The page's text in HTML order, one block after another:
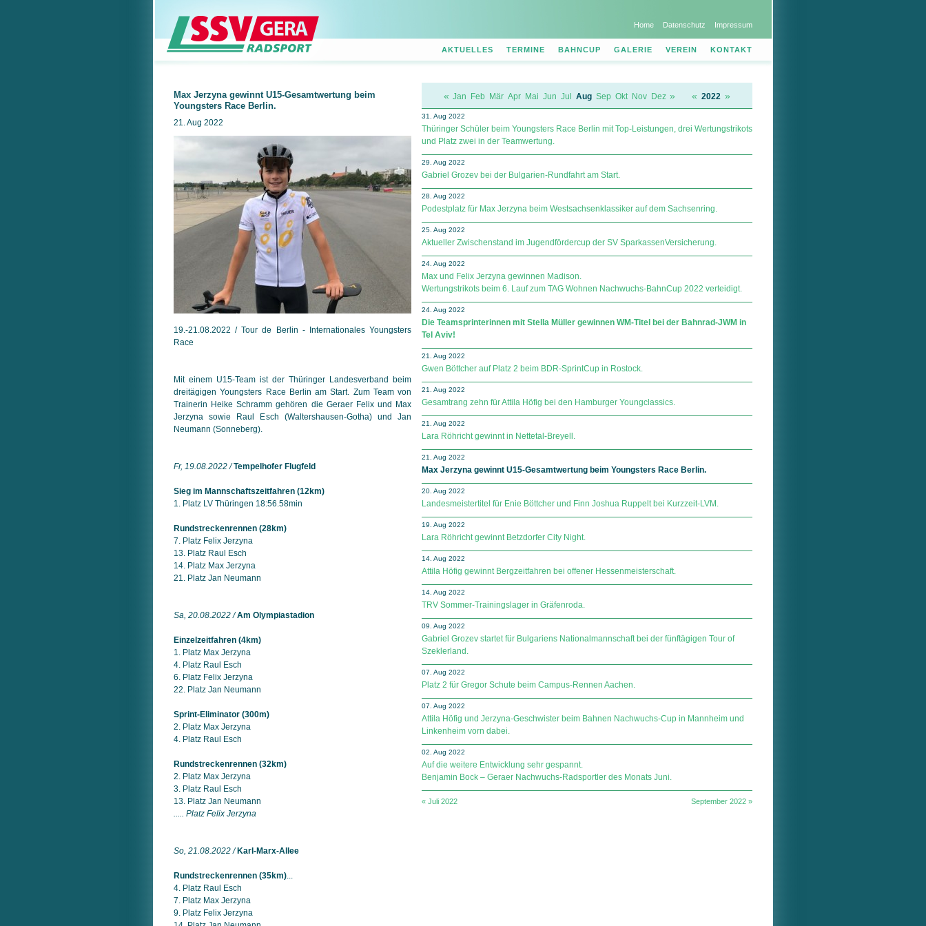
Home Datenschutz Impressum
AKTUELLES TERMINE BAHNCUP GALERIE VEREIN KONTAKT
Max Jerzyna gewinnt U15-Gesamtwertung beim
Youngsters Race Berlin.
21. Aug 2022
19.-21.08.2022 / Tour de Berlin - Internationales Youngsters
Race
Mit einem U15-Team ist der Thüringer Landesverband beim
dreitägigen Youngsters Race Berlin am Start. Zum Team von
Trainerin Heike Schramm gehören die Geraer Felix und Max
Jerzyna sowie Raul Esch (Waltershausen-Gotha) und Jan
Neumann (Sonneberg).
Fr, 19.08.2022 /Tempelhofer Flugfeld
Sieg im Mannschaftszeitfahren (12km)
1. Platz LV Thüringen 18:56.58min
Rundstreckenrennen (28km)
7. Platz Felix Jerzyna
13. Platz Raul Esch
14. Platz Max Jerzyna
21. Platz Jan Neumann
Sa, 20.08.2022 /Am Olympiastadion
Einzelzeitfahren (4km)
1. Platz Max Jerzyna
4. Platz Raul Esch
6. Platz Felix Jerzyna
22. Platz Jan Neumann
Sprint‐Eliminator (300m)
2. Platz Max Jerzyna
4. Platz Raul Esch
Rundstreckenrennen (32km)
2. Platz Max Jerzyna
3. Platz Raul Esch
13. Platz Jan Neumann
..... Platz Felix Jerzyna
So, 21.08.2022 /Karl‐Marx‐Allee
Rundstreckenrennen (35km)...
4. Platz Raul Esch
7. Platz Max Jerzyna
9. Platz Felix Jerzyna
« Jan Feb Mär Apr Mai Jun Jul Aug Sep Okt Nov Dez » « 2022 »
31. Aug 2022
Thüringer Schüler beim Youngsters Race Berlin mit Top-Leistungen, drei Wertungstrikots
und Platz zwei in der Teamwertung.
29. Aug 2022
Gabriel Grozev bei der Bulgarien-Rundfahrt am Start.
28. Aug 2022
Podestplatz für Max Jerzyna beim Westsachsenklassiker auf dem Sachsenring.
25. Aug 2022
Aktueller Zwischenstand im Jugendfördercup der SV Spar­kas­sen­Ver­si­che­rung.
24. Aug 2022
Max und Felix Jerzyna gewinnen Madison.
Wertungstrikots beim 6. Lauf zum TAG Wohnen Nachwuchs-BahnCup 2022 verteidigt.
24. Aug 2022
Die Teamsprinterinnen mit Stella Müller gewinnen WM-Titel bei der Bahnrad-JWM in
Tel Aviv!
21. Aug 2022
Gwen Böttcher auf Platz 2 beim BDR-SprintCup in Rostock.
21. Aug 2022
Gesamtrang zehn für Attila Höfig bei den Hamburger Youngclassics.
21. Aug 2022
Lara Röhricht gewinnt in Nettetal-Breyell.
21. Aug 2022
Max Jerzyna gewinnt U15-Gesamtwertung beim Youngsters Race Berlin.
20. Aug 2022
Landesmeistertitel für Enie Böttcher und Finn Joshua Ruppelt bei Kurzzeit-LVM.
19. Aug 2022
Lara Röhricht gewinnt Betzdorfer City Night.
14. Aug 2022
Attila Höfig gewinnt Bergzeitfahren bei offener Hessenmeisterschaft.
14. Aug 2022
TRV Sommer-Trainingslager in Gräfenroda.
09. Aug 2022
Gabriel Grozev startet für Bulgariens Nationalmannschaft bei der fünftägigen Tour of
Szeklerland.
07. Aug 2022
Platz 2 für Gregor Schute beim Campus-Rennen Aachen.
07. Aug 2022
Attila Höfig und Jerzyna-Geschwister beim Bahnen Nachwuchs-Cup in Mannheim und
Linkenheim vorn dabei.
02. Aug 2022
Auf die weitere Entwicklung sehr gespannt.
Benjamin Bock – Geraer Nachwuchs-Radsportler des Monats Juni.
« Juli 2022 September 2022 »